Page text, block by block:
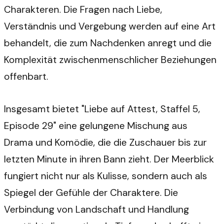
Charakteren. Die Fragen nach Liebe,
Verständnis und Vergebung werden auf eine Art
behandelt, die zum Nachdenken anregt und die
Komplexität zwischenmenschlicher Beziehungen
offenbart.
Insgesamt bietet "Liebe auf Attest, Staffel 5,
Episode 29" eine gelungene Mischung aus
Drama und Komödie, die die Zuschauer bis zur
letzten Minute in ihren Bann zieht. Der Meerblick
fungiert nicht nur als Kulisse, sondern auch als
Spiegel der Gefühle der Charaktere. Die
Verbindung von Landschaft und Handlung